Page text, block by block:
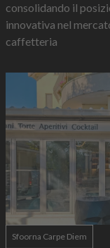
consolidando il
innovativa nel
caffetteria
Sfoorna Carpe Diem